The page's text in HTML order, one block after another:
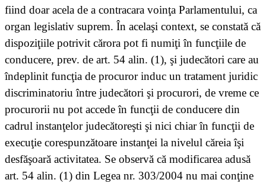
fiind doar acela de a contracara voinţa Parlamentului, ca
organ legislativ suprem. În acelaşi context, se constată că
dispoziţiile potrivit cărora pot fi numiţi în funcţiile de
conducere, prev. de art. 54 alin. (1), şi judecători care au
îndeplinit funcţia de procuror induc un tratament juridic
discriminatoriu între judecători şi procurori, de vreme ce
procurorii nu pot accede în funcţii de conducere din
cadrul instanţelor judecătoreşti şi nici chiar în funcţii de
execuţie corespunzătoare instanţei la nivelul căreia îşi
desfăşoară activitatea. Se observă că modificarea adusă
art. 54 alin. (1) din Legea nr. 303/2004 nu mai conţine